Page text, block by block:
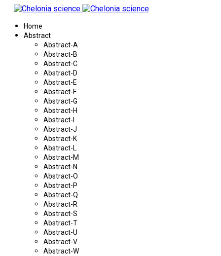
Home
Abstract
Abstract-A
Abstract-B
Abstract-C
Abstract-D
Abstract-E
Abstract-F
Abstract-G
Abstract-H
Abstract-I
Abstract-J
Abstract-K
Abstract-L
Abstract-M
Abstract-N
Abstract-O
Abstract-P
Abstract-Q
Abstract-R
Abstract-S
Abstract-T
Abstract-U
Abstract-V
Abstract-W